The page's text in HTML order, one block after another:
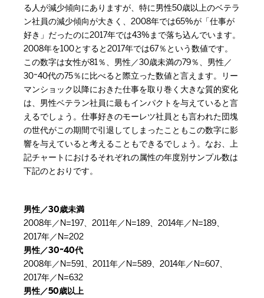
る人が減少傾向にありますが、特に男性50歳以上のベテラ
ン社員の減少傾向が大きく、2008年では65%が「仕事が
好き」だったのに2017年では43%まで落ち込んでいます。
2008年を100とすると2017年では67％という数値です。
この数字は女性が81％、男性／30歳未満の79％、男性／
30~40代の75％に比べると際立った数値と言えます。リー
マンショック以降におきた仕事を取り巻く大きな質的変化
は、男性ベテラン社員に最もインパクトを与えていると言
えるでしょう。仕事好きのモーレツ社員とも言われた団塊
の世代がこの期間で引退してしまったこともこの数字に影
響を与えていると考えることもできるでしょう。なお、上
記チャートにおけるそれぞれの属性の年度別サンプル数は
下記のとおりです。
男性／30歳未満
2008年／N=197、2011年／N=189、2014年／N=189、
2017年／N=202
男性／30~40代
2008年／N=591、2011年／N=589、2014年／N=607、
2017年／N=632
男性／50歳以上